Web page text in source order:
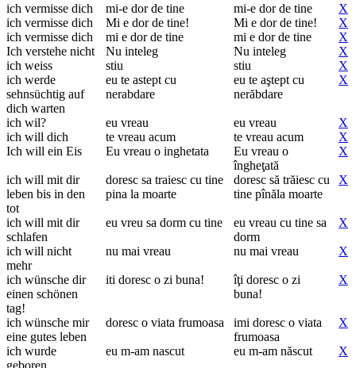
ich vermisse dich
mi-e dor de tine mi-e dor de tine
X
ich vermisse dich
Mi e dor de tine! Mi e dor de tine!
X
ich vermisse dich
mi e dor de tine mi e dor de tine
X
Ich verstehe nicht
Nu inteleg Nu inteleg
X
ich weiss
stiu stiu
X
ich werde
sehnsüchtig auf
dich warten
eu te astept cu
nerabdare
eu te aştept cu
nerăbdare
X
ich wil? eu vreau eu vreau
X
ich will dich
te vreau acum te vreau acum
X
Ich will ein Eis
Eu vreau o inghetata
Eu vreau o
îngheţată
X
ich will mit dir
leben bis in den
tot
doresc sa traiesc cu tine
pina la moarte
doresc să trăiesc cu
tine pînăla moarte
X
ich will mit dir
schlafen
eu vreu sa dorm cu tine
eu vreau cu tine sa
dorm
X
ich will nicht
mehr
nu mai vreau nu mai vreau X
ich wünsche dir
einen schönen
tag!
iti doresc o zi buna!
îţi doresc o zi
buna!
X
ich wünsche mir
eine gutes leben
doresc o viata frumoasa
imi doresc o viata
frumoasa
X
ich wurde
eu m-am nascut eu m-am născut X